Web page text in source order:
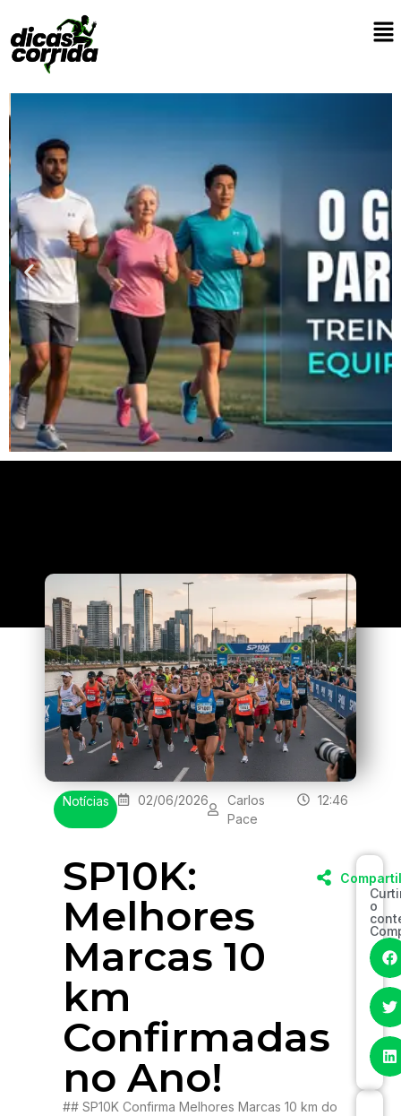
Notícias 02/06/2026
Carlos
Pace
12:46
SP10K:
Melhores
Marcas 10
km
Confirmadas
no Ano!
## SP10K Confirma Melhores Marcas 10 km do
o